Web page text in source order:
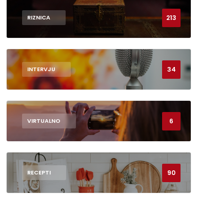
RIZNICA 213
INTERVJU 34
VIRTUALNO 6
RECEPTI 90